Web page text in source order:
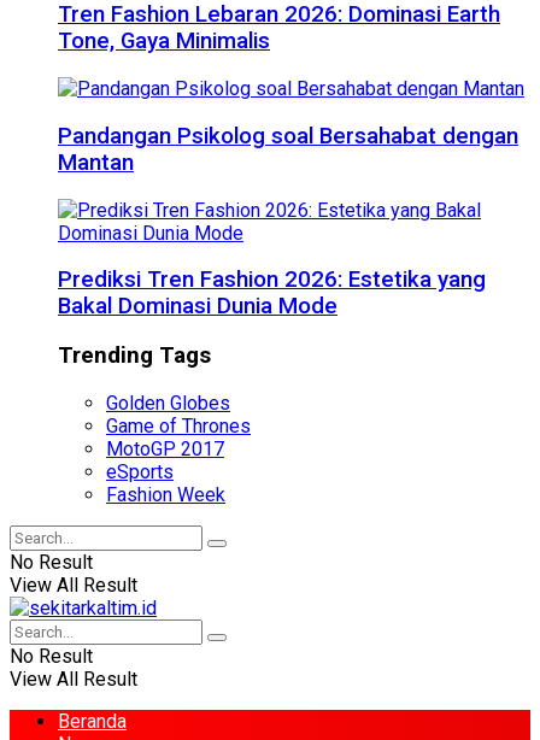
Tren Fashion Lebaran 2026: Dominasi Earth
Tone, Gaya Minimalis
Pandangan Psikolog soal Bersahabat dengan
Mantan
Prediksi Tren Fashion 2026: Estetika yang
Bakal Dominasi Dunia Mode
Trending Tags
Golden Globes
Game of Thrones
MotoGP 2017
eSports
Fashion Week
No Result
View All Result
No Result
View All Result
Beranda